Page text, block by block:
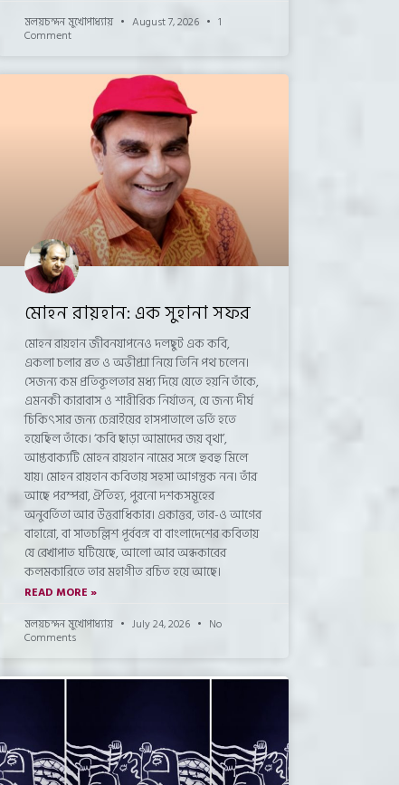
মলয়চন্দন মুখোপাধ্যায়
August 7, 2026 1
Comment
মোহন রায়হান: এক সুহানা সফর
মোহন রায়হান জীবনযাপনেও দলছুট এক কবি,
একলা চলার ব্রত ও অভীপ্সা নিয়ে তিনি পথ চলেন।
সেজন্য কম প্রতিকূলতার মধ্য দিয়ে যেতে হয়নি তাঁকে,
এমনকী কারাবাস ও শারীরিক নির্যাতন, যে জন্য দীর্ঘ
চিকিৎসার জন্য চেন্নাইয়ের হাসপাতালে ভর্তি হতে
হয়েছিল তাঁকে। ‘কবি ছাড়া আমাদের জয় বৃথা’,
আপ্তবাক্যটি মোহন রায়হান নামের সঙ্গে হুবহু মিলে
যায়। মোহন রায়হান কবিতায় সহসা আগন্তুক নন। তাঁর
আছে পরম্পরা, ঐতিহ্য, পুরনো দশকসমূহের
অনুবর্তিতা আর উত্তরাধিকার। একাত্তর, তার-ও আগের
বাহান্নো, বা সাতচল্লিশ পূর্ববঙ্গ বা বাংলাদেশের কবিতায়
যে রেখাপাত ঘটিয়েছে, আলো আর অন্ধকারের
কলমকারিতে তার মহাগীত রচিত হয়ে আছে।
READ MORE »
মলয়চন্দন মুখোপাধ্যায়
July 24, 2026 No
Comments